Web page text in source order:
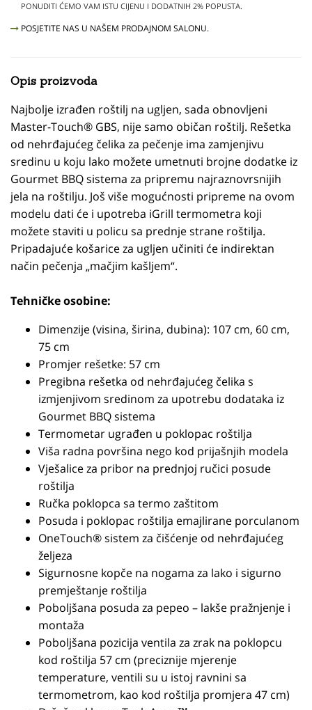
PONUDITI ĆEMO VAM ISTU CIJENU I DODATNIH 2% POPUSTA.
POSJETITE NAS U NAŠEM PRODAJNOM SALONU.
Opis proizvoda
Najbolje izrađen roštilj na ugljen, sada obnovljeni
Master-Touch® GBS, nije samo običan roštilj. Rešetka
od nehrđajućeg čelika za pečenje ima zamjenjivu
sredinu u koju lako možete umetnuti brojne dodatke iz
Gourmet BBQ sistema za pripremu najraznovrsnijih
jela na roštilju. Još više mogućnosti pripreme na ovom
modelu dati će i upotreba iGrill termometra koji
možete staviti u policu sa prednje strane roštilja.
Pripadajuće košarice za ugljen učiniti će indirektan
način pečenja „mačjim kašljem“.
Tehničke osobine:
Dimenzije (visina, širina, dubina): 107 cm, 60 cm,
75 cm
Promjer rešetke: 57 cm
Pregibna rešetka od nehrđajućeg čelika s
izmjenjivom sredinom za upotrebu dodataka iz
Gourmet BBQ sistema
Termometar ugrađen u poklopac roštilja
Viša radna površina nego kod prijašnjih modela
Vješalice za pribor na prednjoj ručici posude
roštilja
Ručka poklopca sa termo zaštitom
Posuda i poklopac roštilja emajlirane porculanom
OneTouch® sistem za čišćenje od nehrđajućeg
željeza
Sigurnosne kopče na nogama za lako i sigurno
premještanje roštilja
Poboljšana posuda za pepeo – lakše pražnjenje i
montaža
Poboljšana pozicija ventila za zrak na poklopcu
kod roštilja 57 cm (preciznije mjerenje
temperature, ventili su u istoj ravnini sa
termometrom, kao kod roštilja promjera 47 cm)